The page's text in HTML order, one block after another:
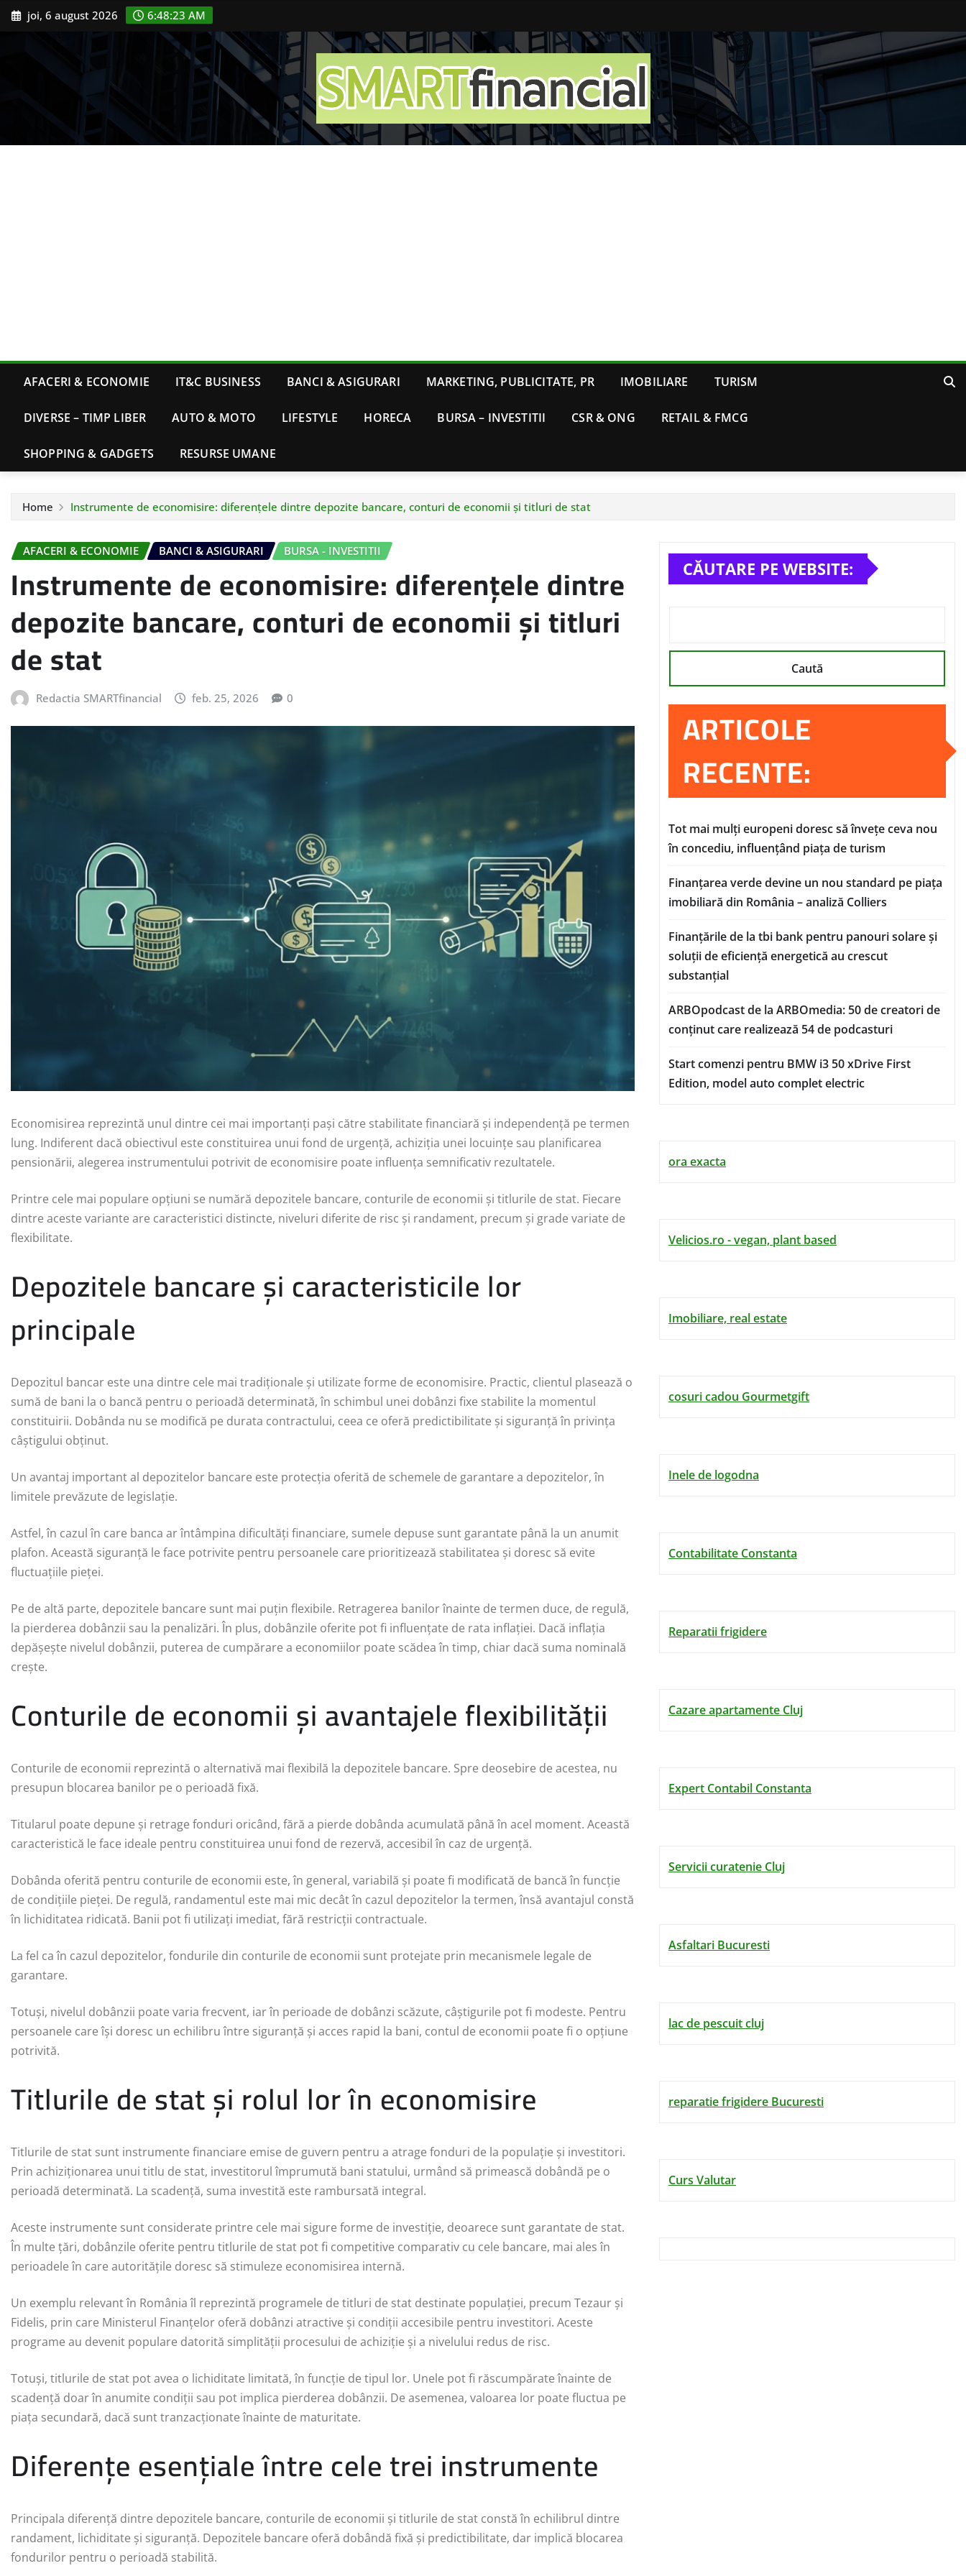
Skip joi, 6 august 2026 6:48:24 AM
AFACERI & ECONOMIE IT&C BUSINESS BANCI & ASIGURARI MARKETING, PUBLICITATE, PR IMOBILIARE TURISM
DIVERSE – TIMP LIBER AUTO & MOTO LIFESTYLE HORECA BURSA – INVESTITII CSR & ONG RETAIL & FMCG
SHOPPING & GADGETS RESURSE UMANE
Home Instrumente de economisire: diferențele dintre depozite bancare, conturi de economii și titluri de stat
AFACERI & ECONOMIE BANCI & ASIGURARI BURSA - INVESTITII
Instrumente de economisire: diferențele dintre
depozite bancare, conturi de economii și titluri
de stat
Redactia SMARTfinancial feb. 25, 2026 0
Economisirea reprezintă unul dintre cei mai importanți pași către stabilitate financiară și independență pe termen
lung. Indiferent dacă obiectivul este constituirea unui fond de urgență, achiziția unei locuințe sau planificarea
pensionării, alegerea instrumentului potrivit de economisire poate influența semnificativ rezultatele.
Printre cele mai populare opțiuni se numără depozitele bancare, conturile de economii și titlurile de stat. Fiecare
dintre aceste variante are caracteristici distincte, niveluri diferite de risc și randament, precum și grade variate de
flexibilitate.
Depozitele bancare și caracteristicile lor
principale
Depozitul bancar este una dintre cele mai tradiționale și utilizate forme de economisire. Practic, clientul plasează o
sumă de bani la o bancă pentru o perioadă determinată, în schimbul unei dobânzi fixe stabilite la momentul
constituirii. Dobânda nu se modifică pe durata contractului, ceea ce oferă predictibilitate și siguranță în privința
câștigului obținut.
Un avantaj important al depozitelor bancare este protecția oferită de schemele de garantare a depozitelor, în
limitele prevăzute de legislație.
Astfel, în cazul în care banca ar întâmpina dificultăți financiare, sumele depuse sunt garantate până la un anumit
plafon. Această siguranță le face potrivite pentru persoanele care prioritizează stabilitatea și doresc să evite
fluctuațiile pieței.
Pe de altă parte, depozitele bancare sunt mai puțin flexibile. Retragerea banilor înainte de termen duce, de regulă,
la pierderea dobânzii sau la penalizări. În plus, dobânzile oferite pot fi influențate de rata inflației. Dacă inflația
depășește nivelul dobânzii, puterea de cumpărare a economiilor poate scădea în timp, chiar dacă suma nominală
crește.
Conturile de economii și avantajele flexibilității
Conturile de economii reprezintă o alternativă mai flexibilă la depozitele bancare. Spre deosebire de acestea, nu
presupun blocarea banilor pe o perioadă fixă.
Titularul poate depune și retrage fonduri oricând, fără a pierde dobânda acumulată până în acel moment. Această
caracteristică le face ideale pentru constituirea unui fond de rezervă, accesibil în caz de urgență.
Dobânda oferită pentru conturile de economii este, în general, variabilă și poate fi modificată de bancă în funcție
de condițiile pieței. De regulă, randamentul este mai mic decât în cazul depozitelor la termen, însă avantajul constă
în lichiditatea ridicată. Banii pot fi utilizați imediat, fără restricții contractuale.
La fel ca în cazul depozitelor, fondurile din conturile de economii sunt protejate prin mecanismele legale de
garantare.
Totuși, nivelul dobânzii poate varia frecvent, iar în perioade de dobânzi scăzute, câștigurile pot fi modeste. Pentru
persoanele care își doresc un echilibru între siguranță și acces rapid la bani, contul de economii poate fi o opțiune
potrivită.
Titlurile de stat și rolul lor în economisire
Titlurile de stat sunt instrumente financiare emise de guvern pentru a atrage fonduri de la populație și investitori.
Prin achiziționarea unui titlu de stat, investitorul împrumută bani statului, urmând să primească dobândă pe o
perioadă determinată. La scadență, suma investită este rambursată integral.
Aceste instrumente sunt considerate printre cele mai sigure forme de investiție, deoarece sunt garantate de stat.
În multe țări, dobânzile oferite pentru titlurile de stat pot fi competitive comparativ cu cele bancare, mai ales în
perioadele în care autoritățile doresc să stimuleze economisirea internă.
Un exemplu relevant în România îl reprezintă programele de titluri de stat destinate populației, precum Tezaur și
Fidelis, prin care Ministerul Finanțelor oferă dobânzi atractive și condiții accesibile pentru investitori. Aceste
programe au devenit populare datorită simplității procesului de achiziție și a nivelului redus de risc.
Totuși, titlurile de stat pot avea o lichiditate limitată, în funcție de tipul lor. Unele pot fi răscumpărate înainte de
scadență doar în anumite condiții sau pot implica pierderea dobânzii. De asemenea, valoarea lor poate fluctua pe
piața secundară, dacă sunt tranzacționate înainte de maturitate.
Diferențe esențiale între cele trei instrumente
Principala diferență dintre depozitele bancare, conturile de economii și titlurile de stat constă în echilibrul dintre
randament, lichiditate și siguranță. Depozitele bancare oferă dobândă fixă și predictibilitate, dar implică blocarea
fondurilor pentru o perioadă stabilită.
CĂUTARE PE WEBSITE:
Caută
ARTICOLE
RECENTE:
Tot mai mulți europeni doresc să învețe ceva nou
în concediu, influențând piața de turism
Finanțarea verde devine un nou standard pe piața
imobiliară din România – analiză Colliers
Finanțările de la tbi bank pentru panouri solare și
soluții de eficiență energetică au crescut
substanțial
ARBOpodcast de la ARBOmedia: 50 de creatori de
conținut care realizează 54 de podcasturi
Start comenzi pentru BMW i3 50 xDrive First
Edition, model auto complet electric
ora exacta
Velicios.ro - vegan, plant based
Imobiliare, real estate
cosuri cadou Gourmetgift
Inele de logodna
Contabilitate Constanta
Reparatii frigidere
Cazare apartamente Cluj
Expert Contabil Constanta
Servicii curatenie Cluj
Asfaltari Bucuresti
lac de pescuit cluj
reparatie frigidere Bucuresti
Curs Valutar